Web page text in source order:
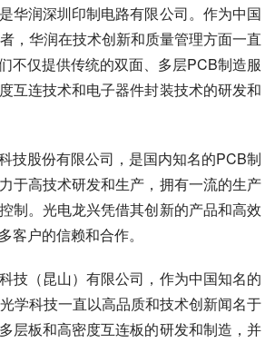
华润深圳印制电路有限公司。作为中国
，华润在技术创新和质量管理方面一直
不仅提供传统的双面、多层PCB制造服
互连技术和电子器件封装技术的研发和
技股份有限公司，是国内知名的PCB制
于高技术研发和生产，拥有一流的生产
制。光电龙兴凭借其创新的产品和高效
客户的信赖和合作。
技（昆山）有限公司，作为中国知名的
学科技一直以高品质和技术创新闻名于
层板和高密度互连板的研发和制造，并